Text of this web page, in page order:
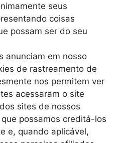
seus
coisas
possam ser do seu
anunciam em nosso
de rastreamento de
nos permitem ver
acessaram o site
sites de nossos
possamos creditá-los
e, quando aplicável,